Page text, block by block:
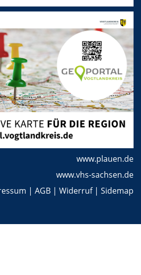
www.plauen.de
www.vhs-sachsen.de
| AGB | Widerruf| Sidemap